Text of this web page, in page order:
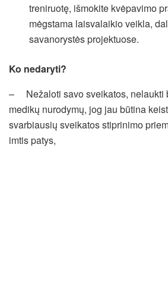
treniruotę, išmokite kvėpavimo
mėgstama laisvalaikio veikla,
savanorystės projektuose.
Ko nedaryti?
– Nežaloti savo sveikatos, nelaukti
medikų nurodymų, jog jau būtina
svarbiausių sveikatos stiprinimo
imtis patys,